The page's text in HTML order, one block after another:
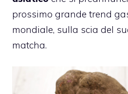
prossimo grande trend
mondiale, sulla scia del
matcha.